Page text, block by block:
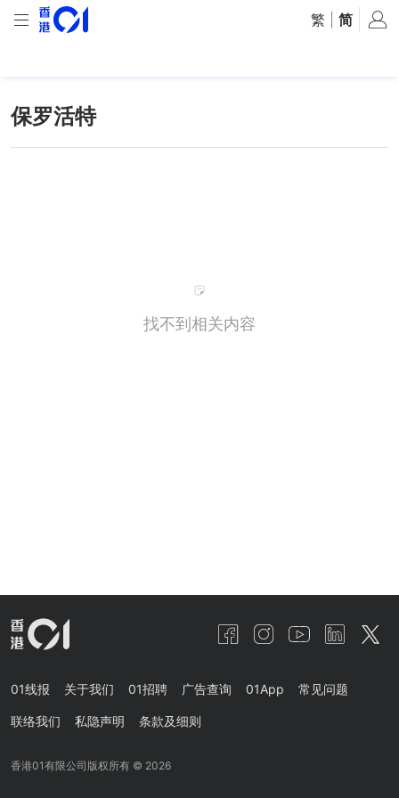
繁 简
保罗活特
找不到相关内容
01线报 关于我们 01招聘 广告查询 01App 常见问题
联络我们 私隐声明 条款及细则
香港01有限公司版权所有 © 2026